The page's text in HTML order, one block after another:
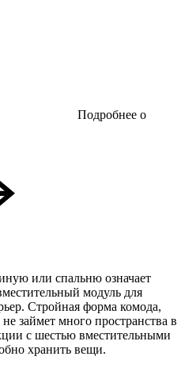
Подробнее о
или спальню означает
модуль для
Стройная форма комода,
займет много пространства в
с шестью вместительными
хранить вещи.